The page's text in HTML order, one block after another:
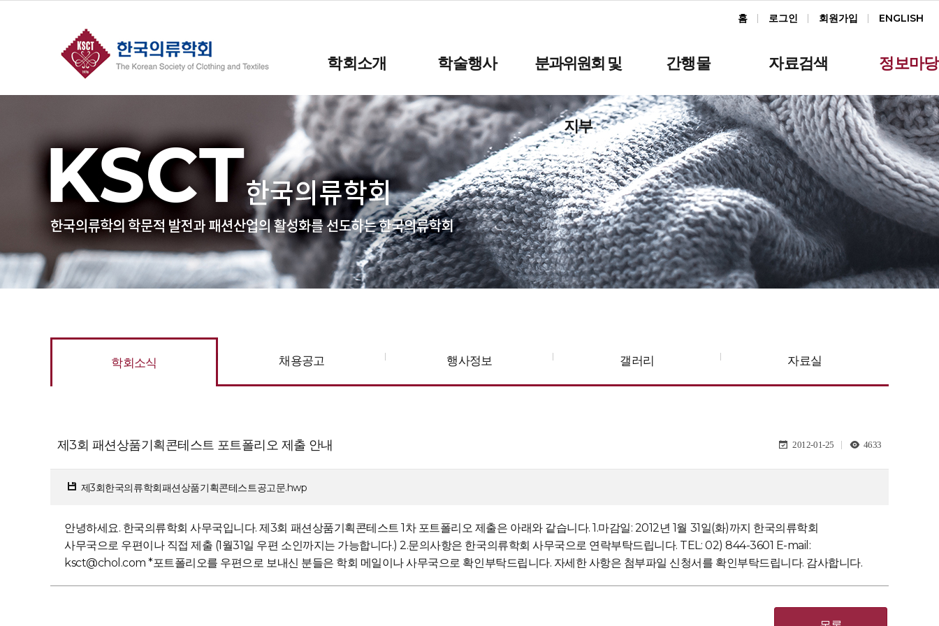
홈 로그인 회원가입 ENGLISH
학회소개 학술행사 분과위원회 및
지부
간행물 자료검색 정보마당
학회소식 채용공고 행사정보 갤러리 자료실
제3회 패션상품기획콘테스트 포트폴리오 제출 안내 2012-01-25 4633
제3회한국의류학회패션상품기획콘테스트공고문.hwp
안녕하세요. 한국의류학회 사무국입니다. 제3회 패션상품기획콘테스트 1차 포트폴리오 제출은 아래와 같습니다. 1.마감일: 2012년 1월 31일(화)까지 한국의류학회
사무국으로 우편이나 직접 제출 (1월31일 우편 소인까지는 가능합니다.) 2.문의사항은 한국의류학회 사무국으로 연락부탁드립니다. TEL: 02) 844-3601 E-mail:
ksct@chol.com *포트폴리오를 우편으로 보내신 분들은 학회 메일이나 사무국으로 확인부탁드립니다. 자세한 사항은 첨부파일 신청서를 확인부탁드립니다. 감사합니다.